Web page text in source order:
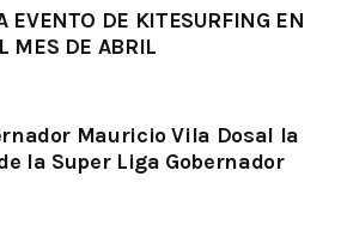
EVENTO DE KITESURFING EN
MES DE ABRIL
Mauricio Vila Dosal la
la Super Liga Gobernador